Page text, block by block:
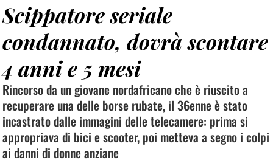
Scippatore seriale
condannato, dovrà scontare
4 anni e 5 mesi
Rincorso da un giovane nordafricano che è riuscito a
recuperare una delle borse rubate, il 36enne è stato
incastrato dalle immagini delle telecamere: prima si
appropriava di bici e scooter, poi metteva a segno i colpi
ai danni di donne anziane